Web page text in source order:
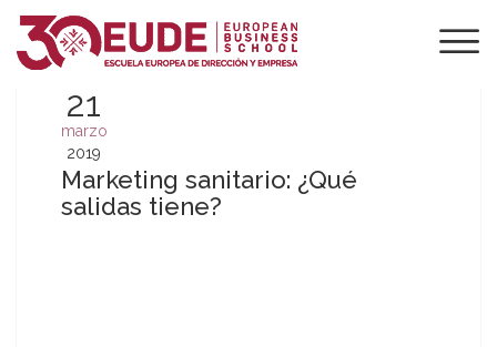
21
marzo
2019
Marketing sanitario: ¿Qué
salidas tiene?